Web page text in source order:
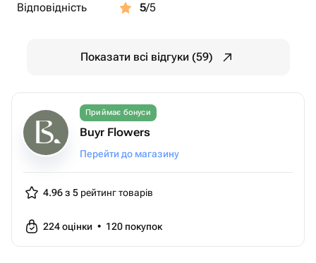
Відповідність
5/5
Показати всі відгуки (59)
Приймає бонуси
Buyr Flowers
Перейти до магазину
4.96 з 5 рейтинг товарів
224оцінки • 120 покупок